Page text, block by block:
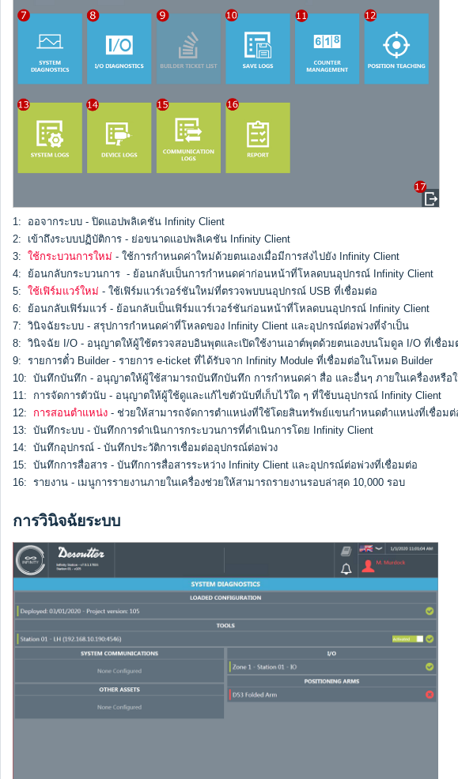
1: ออจากระบบ - ปิดแอปพลิเคชัน Infinity Client
2: เข้าถึงระบบปฏิบัติการ - ย่อขนาดแอปพลิเคชัน Infinity Client
3: ใช้กระบวนการใหม่ - ใช้การกำหนดค่าใหม่ด้วยตนเองเมื่อมีการส่งไปยัง Infinity Client
4: ย้อนกลับกระบวนการ - ย้อนกลับเป็นการกำหนดค่าก่อนหน้าที่โหลดบนอุปกรณ์ Infinity Client
5: ใช้เฟิร์มแวร์ใหม่ - ใช้เฟิร์มแวร์เวอร์ชันใหม่ที่ตรวจพบบนอุปกรณ์ USB ที่เชื่อมต่อ
6: ย้อนกลับเฟิร์มแวร์ - ย้อนกลับเป็นเฟิร์มแวร์เวอร์ชันก่อนหน้าที่โหลดบนอุปกรณ์ Infinity Client
7: วินิจฉัยระบบ - สรุปการกำหนดค่าที่โหลดของ Infinity Client และอุปกรณ์ต่อพ่วงที่จำเป็น
8: วินิจฉัย I/O - อนุญาตให้ผู้ใช้ตรวจสอบอินพุตและเปิดใช้งานเอาต์พุตด้วยตนเองบนโมดูล I/O ที่เชื่อม
9: รายการตั๋ว Builder - รายการ e-ticket ที่ได้รับจาก Infinity Module ที่เชื่อมต่อในโหมด Builder
10: บันทึกบันทึก - อนุญาตให้ผู้ใช้สามารถบันทึกบันทึก การกำหนดค่า สื่อ และอื่นๆ ภายในเครื่องหรือ
11: การจัดการตัวนับ - อนุญาตให้ผู้ใช้ดูและแก้ไขตัวนับที่เก็บไว้ใด ๆ ที่ใช้บนอุปกรณ์ Infinity Client
12: การสอนตำแหน่ง - ช่วยให้สามารถจัดการตำแหน่งที่ใช้โดยสินทรัพย์แขนกำหนดตำแหน่งที่เชื่อมต่
13: บันทึกระบบ - บันทึกการดำเนินการกระบวนการที่ดำเนินการโดย Infinity Client
14: บันทึกอุปกรณ์ - บันทึกประวัติการเชื่อมต่ออุปกรณ์ต่อพ่วง
15: บันทึกการสื่อสาร - บันทึกการสื่อสารระหว่าง Infinity Client และอุปกรณ์ต่อพ่วงที่เชื่อมต่อ
16: รายงาน - เมนูการรายงานภายในเครื่องช่วยให้สามารถรายงานรอบล่าสุด 10,000 รอบ
การวินิจฉัยระบบ